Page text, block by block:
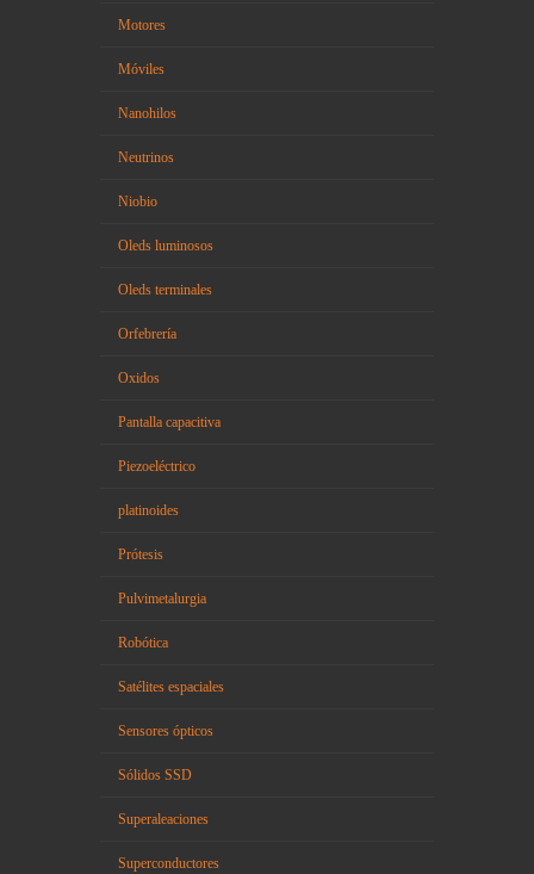
Motores
Móviles
Nanohilos
Neutrinos
Niobio
Oleds luminosos
Oleds terminales
Orfebrería
Oxidos
Pantalla capacitiva
Piezoeléctrico
platinoides
Prótesis
Pulvimetalurgia
Robótica
Satélites espaciales
Sensores ópticos
Sólidos SSD
Superaleaciones
Superconductores